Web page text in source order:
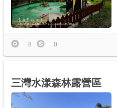
8 0
三灣水漾森林露營區